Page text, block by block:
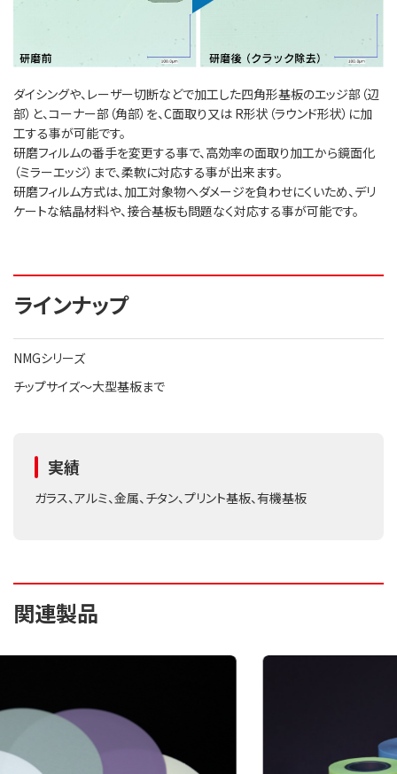
ダイシングや、レーザー切断などで加工した四角形基板のエッジ部（辺
部）と、コーナー部（角部）を、C面取り又は R形状（ラウンド形状）に加
工する事が可能です。
研磨フィルムの番手を変更する事で、高効率の面取り加工から鏡面化
（ミラーエッジ）まで、柔軟に対応する事が出来ます。
研磨フィルム方式は、加工対象物へダメージを負わせにくいため、デリ
ケートな結晶材料や、接合基板も問題なく対応する事が可能です。
ラインナップ
NMGシリーズ
チップサイズ～大型基板まで
実績
ガラス、アルミ、金属、チタン、プリント基板、有機基板
関連製品